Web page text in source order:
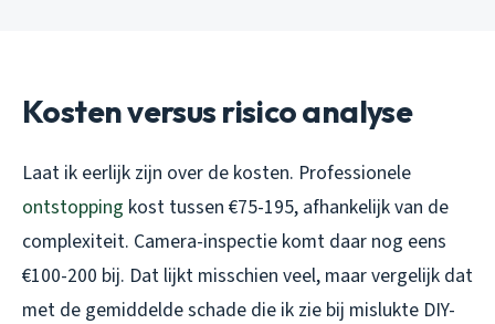
Kosten versus risico analyse
Laat ik eerlijk zijn over de kosten. Professionele
ontstopping kost tussen €75-195, afhankelijk van de
complexiteit. Camera-inspectie komt daar nog eens
€100-200 bij. Dat lijkt misschien veel, maar vergelijk dat
met de gemiddelde schade die ik zie bij mislukte DIY-